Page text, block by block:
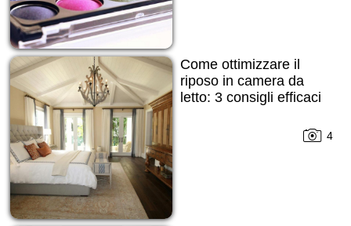
Come ottimizzare il
riposo in camera da
letto: 3 consigli efficaci
4